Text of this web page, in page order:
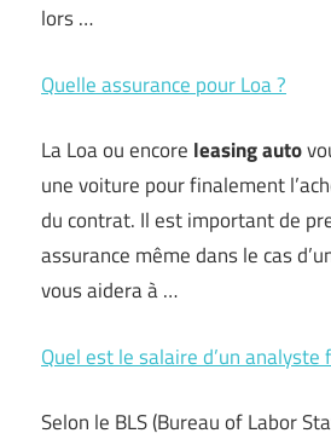
lors …
Quelle assurance pour Loa ?
La Loa ou encore leasing auto
une voiture pour finalement
du contrat. Il est important de
assurance même dans le cas
vous aidera à …
Quel est le salaire d’un analyste
Selon le BLS (Bureau of Labor